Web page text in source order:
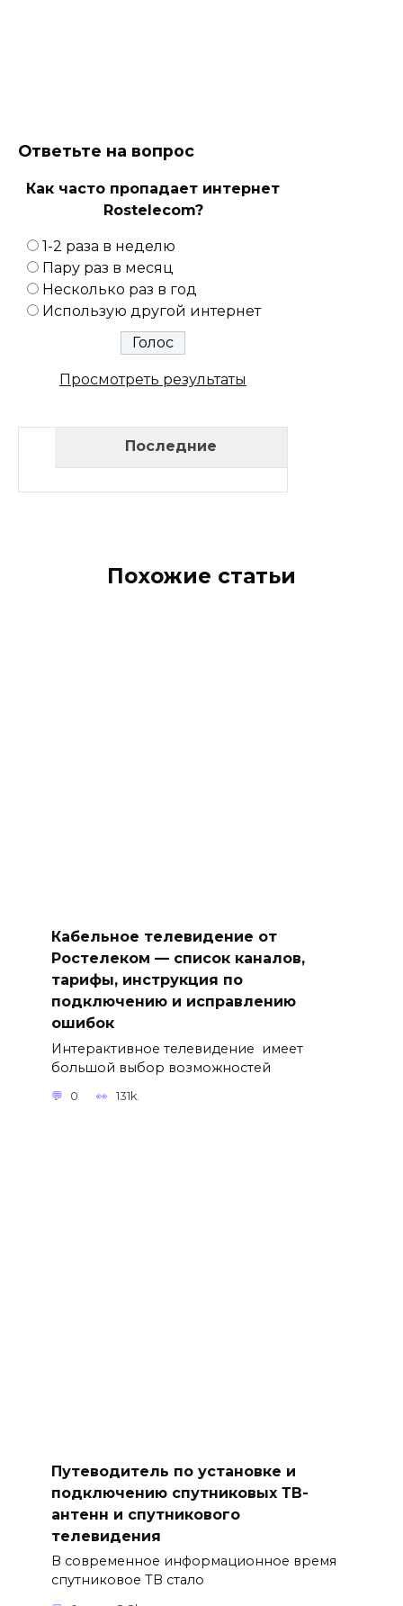
Ответьте на вопрос
Как часто пропадает интернет
Rostelecom?
1-2 раза в неделю
Пару раз в месяц
Несколько раз в год
Использую другой интернет
Просмотреть результаты
Последние
Похожие статьи
Кабельное телевидение от
Ростелеком — список каналов,
тарифы, инструкция по
подключению и исправлению
ошибок
Интерактивное телевидение имеет
большой выбор возможностей
0 131k.
Путеводитель по установке и
подключению спутниковых ТВ-
антенн и спутникового
телевидения
В современное информационное время
спутниковое ТВ стало